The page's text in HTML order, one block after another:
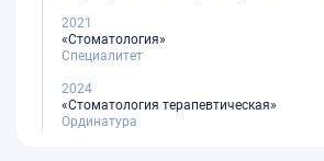
2021
«Стоматология»
Специалитет
2024
«Стоматология терапевтическая»
Ординатура